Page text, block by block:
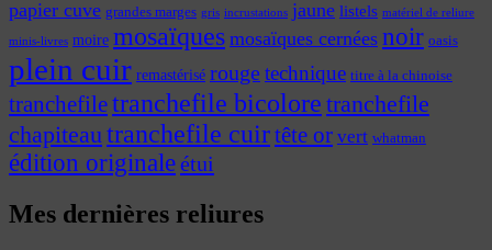
papier cuve grandes marges gris incrustations jaune listels matériel de reliure
minis-livres moire mosaïques mosaïques cernées noir oasis
plein cuir remastérisé rougetechnique titre à la chinoise
tranchefiletranchefile bicolore tranchefile
chapiteautranchefile cuirtête or vert whatman
édition originaleétui
Mes dernières reliures